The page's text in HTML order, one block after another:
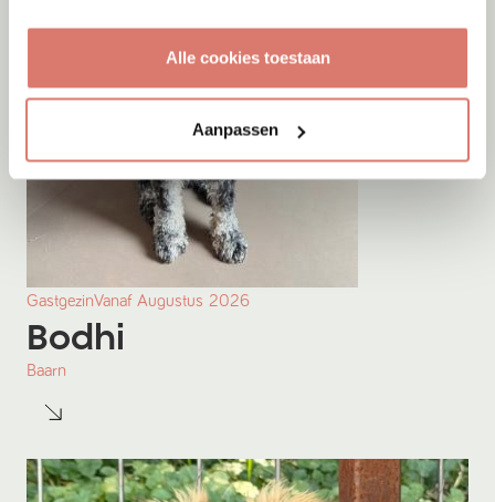
Alle cookies toestaan
Aanpassen
GastgezinVanaf Augustus 2026
Bodhi
Baarn